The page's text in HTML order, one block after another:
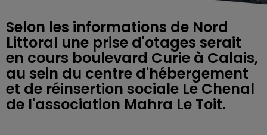
Selon les informations de Nord
Littoral une prise d'otages serait
en cours boulevard Curie à Calais,
au sein du centre d'hébergement
et de réinsertion sociale Le Chenal
de l'association Mahra Le Toit.